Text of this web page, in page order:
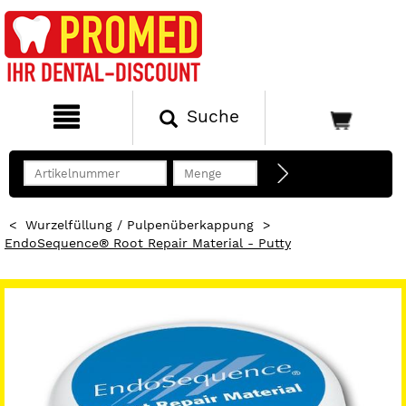
Suche
< Wurzelfüllung / Pulpenüberkappung
>
EndoSequence® Root Repair Material - Putty